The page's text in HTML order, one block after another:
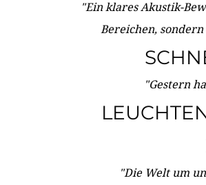
"Ein klares Akustik-
Bereichen,
"Gestern
"Die Welt um